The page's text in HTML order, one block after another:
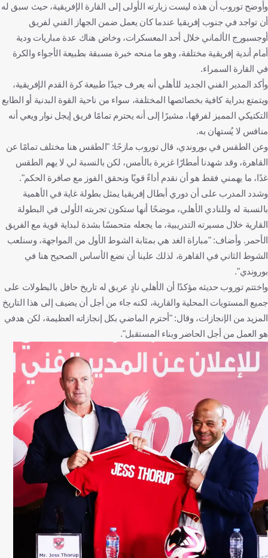
وأوضح توروب أن هذه ليست زيارته الأولى إلى القارة الإفريقية، حيث سبق له
أن تواجد في جنوب إفريقيا عندما كان يعمل ضمن الجهاز الفني لفريق
أوجسبورج الألماني خلال أحد المعسكرات، وخاض هناك عدة مباريات ودية
أمام أندية إفريقية مختلفة، وهو ما منحه خبرة مسبقة بطبيعة الأجواء والكرة
في القارة السمراء.
وأكد المدير الفني الجديد للأهلي أنه يعرف جيدًا طبيعة كرة القدم الإفريقية،
ويتمتع بدراية كافية بخصائصها المختلفة، سواء من ناحية القوة البدنية أو الطابع
التكتيكي المميز لفرقها، مشيرًا إلى أنه يحترم تمامًا فريق إيجل نوار ويعي أنه
منافس لا يُستهان به.
وعن الطقس في بوروندي، قال توروب مازحًا: "الطقس هنا مختلف تمامًا عن
القاهرة، وقد شهدنا أمطارًا غزيرة بالأمس، لكن بالنسبة لي لا يهم الطقس
غدًا، ما يهمني فقط هو أن نقدم أداءً قويًا ونحقق الفوز مع صافرة الحكم".
وشدد المدرب على أن دوري أبطال إفريقيا يمثل بطولة غاية في الأهمية
بالنسبة له وللنادي الأهلي، موضحًا أنها ستكون تجربته الأولى في البطولة
القارية خلال مسيرته التدريبية، ما يجعله متحمسًا بشدة لبداية قوية مع الفريق
الأحمر. وأضاف: "مباراة الغد هي بمثابة الشوط الأول من المواجهة، وسنلعب
الشوط الثاني في القاهرة، لذلك علينا أن نضع الأساس الصحيح هنا في
بوروندي".
واختتم توروب حديثه مؤكدًا أن الأهلي نادٍ عريق له تاريخ حافل بالبطولات على
جميع المستويات المحلية والقارية، لكنه جاء من أجل أن يضيف إلى هذا التاريخ
المزيد من الإنجازات، وقال: "أحترم الماضي بكل إنجازاته العظيمة، لكن هدفي
هو العمل من أجل الحاضر وبناء المستقبل".